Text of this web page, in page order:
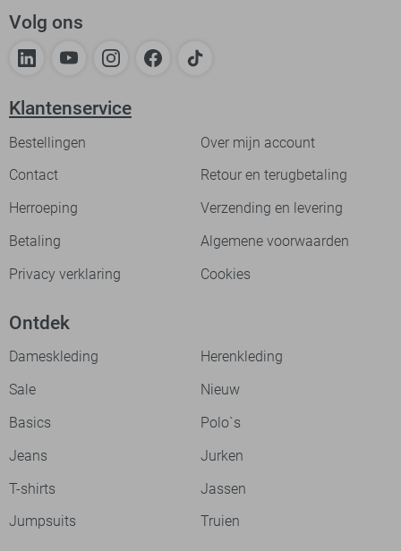
Volg ons
Klantenservice
Bestellingen
Over mijn account
Contact
Retour en terugbetaling
Herroeping
Verzending en levering
Betaling
Algemene voorwaarden
Privacy verklaring
Cookies
Ontdek
Dameskleding
Herenkleding
Sale
Nieuw
Basics
Polo`s
Jeans
Jurken
T-shirts
Jassen
Jumpsuits
Truien